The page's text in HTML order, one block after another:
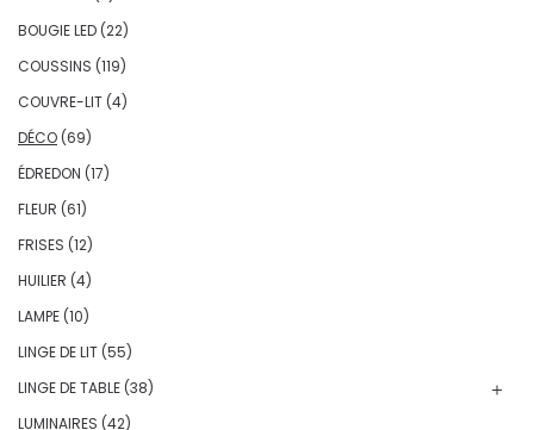
BOUGIE LED (22)
COUSSINS (119)
COUVRE-LIT (4)
DÉCO (69)
ÉDREDON (17)
FLEUR (61)
FRISES (12)
HUILIER (4)
LAMPE (10)
LINGE DE LIT (55)
LINGE DE TABLE (38)
LUMINAIRES (42)